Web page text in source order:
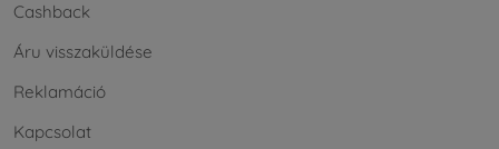
Cashback
Áru visszaküldése
Reklamáció
Kapcsolat